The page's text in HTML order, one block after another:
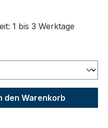
von 5 von 5 Sternen
1 bis 3 Werktage
den
den Warenkorb